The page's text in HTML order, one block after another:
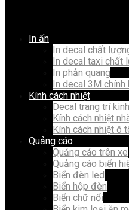
In ấn
In decal chất
In decal taxi chất
In phản quang
In decal 3M chính
Kính cách nhiệt
Decal trang trí kinh
Kính cách nhiệt
Kính cách nhiệt ô
Quảng cáo
Quảng cáo trên xe
Quảng cáo biển
Biển đèn led
Biển hộp đèn
Biển chữ nổi